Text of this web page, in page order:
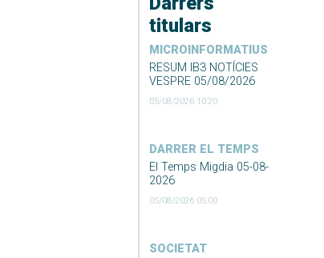
titulars
MICROINFORMATIUS
RESUM IB3 NOTÍCIES
VESPRE 05/08/2026
05/08/2026 10:20
DARRER EL TEMPS
El Temps Migdia 05-08-
2026
05/08/2026 05:00
SOCIETAT